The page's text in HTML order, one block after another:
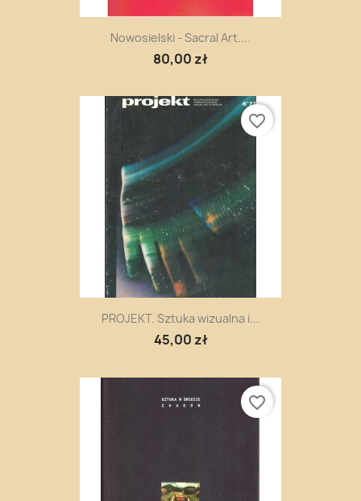
Nowosielski - Sacral Art....
80,00 zł
PROJEKT. Sztuka wizualna i...
45,00 zł
favorite_border
favorite_border